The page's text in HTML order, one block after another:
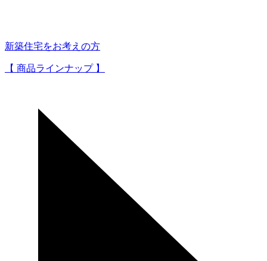
新築住宅をお考えの方
【 商品ラインナップ 】